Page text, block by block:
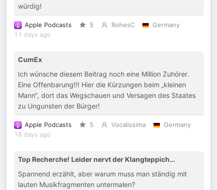
würdig!
Apple Podcasts 5 RohesC
Germany
11 days ago
CumEx
Ich wünsche diesem Beitrag noch eine Million Zuhörer.
Eine Offenbarung!!! Hier die Kürzungen beim „kleinen
Mann“, dort das Wegschauen und Versagen des Staates
zu Ungunsten der Bürger!
Apple Podcasts 5 Vocalissima
Germany
18 days ago
Top Recherche! Leider nervt der Klangteppich…
Spannend erzählt, aber warum muss man ständig mit
lauten Musikfragmenten untermalen?